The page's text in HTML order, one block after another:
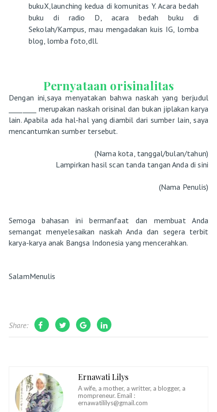
bukuX,launching kedua di komunitas Y. Acara bedah
buku di radio D, acara bedah buku di
Sekolah/Kampus, mau mengadakan kuis IG, lomba
blog, lomba foto,dll.
Pernyataan orisinalitas
Dengan ini,saya menyatakan bahwa naskah yang berjudul
________ merupakan naskah orisinal dan bukan jiplakan karya
lain. Apabila ada hal-hal yang diambil dari sumber lain, saya
mencantumkan sumber tersebut.
(Nama kota, tanggal/bulan/tahun)
Lampirkan hasil scan tanda tangan Anda di sini
(Nama Penulis)
Semoga bahasan ini bermanfaat dan membuat Anda
semangat menyelesaikan naskah Anda dan segera terbit
karya-karya anak Bangsa Indonesia yang mencerahkan.
SalamMenulis
Share:
Ernawati Lilys
A wife, a mother, a writter, a blogger, a
mompreneur. Email :
ernawatililys@gmail.com